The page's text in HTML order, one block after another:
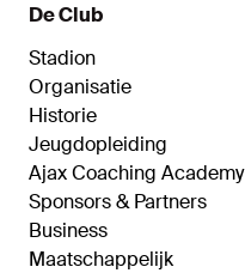
De Club
Stadion
Organisatie
Historie
Jeugdopleiding
Ajax Coaching Academy
Sponsors & Partners
Business
Maatschappelijk